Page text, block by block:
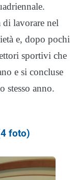
di lavorare nel
e, dopo pochi
sportivi che
e si concluse
stesso anno.
foto)